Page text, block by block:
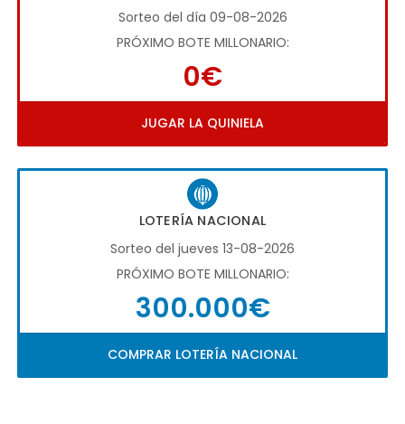
Sorteo del día 09-08-2026
PRÓXIMO BOTE MILLONARIO:
0€
JUGAR LA QUINIELA
LOTERÍA NACIONAL
Sorteo del jueves 13-08-2026
PRÓXIMO BOTE MILLONARIO:
300.000€
COMPRAR LOTERÍA NACIONAL